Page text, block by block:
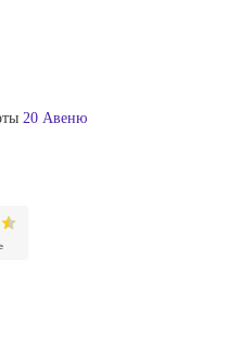
20 Авеню